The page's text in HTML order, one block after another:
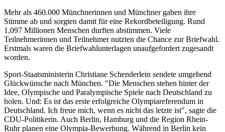
Mehr als 460.000 Münchnerinnen und Münchner gaben ihre
Stimme ab und sorgten damit für eine Rekordbeteiligung. Rund
1,097 Millionen Menschen durften abstimmen. Viele
Teilnehmerinnen und Teilnehmer nutzten die Chance zur Briefwahl.
Erstmals waren die Briefwahlunterlagen unaufgefordert zugesandt
worden.
Sport-Staatsministerin Christiane Schenderlein sendete umgehend
Glückwünsche nach München. "Die Menschen stehen hinter der
Idee, Olympische und Paralympische Spiele nach Deutschland zu
holen. Und: Es ist das erste erfolgreiche Olympiareferendum in
Deutschland. Ich freue mich, wenn es nicht das letzte ist", sagte die
CDU-Politikerin. Auch Berlin, Hamburg und die Region Rhein-
Ruhr planen eine Olympia-Bewerbung. Während in Berlin kein